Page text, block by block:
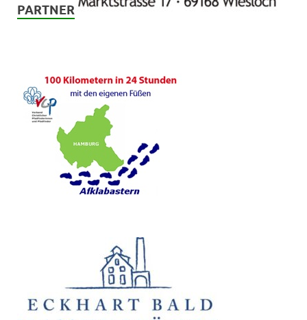
PARTNER